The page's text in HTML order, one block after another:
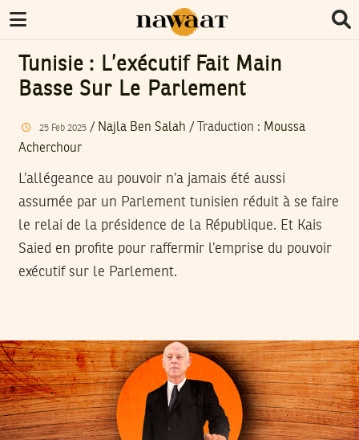
Tunisie : L’exécutif Fait Main
Basse Sur Le Parlement
25 Feb 2025/ Najla Ben Salah / Traduction : Moussa
Acherchour
L’allégeance au pouvoir n’a jamais été aussi
assumée par un Parlement tunisien réduit à se faire
le relai de la présidence de la République. Et Kais
Saied en profite pour raffermir l’emprise du pouvoir
exécutif sur le Parlement.